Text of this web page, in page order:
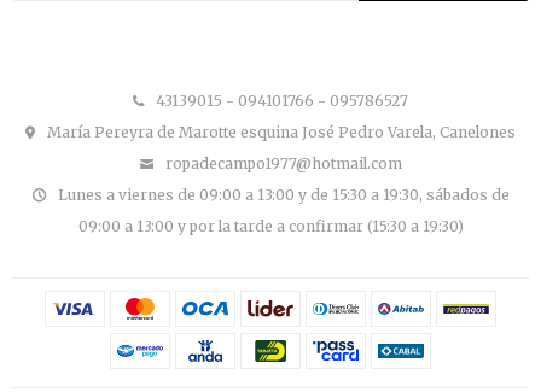
43139015 - 094101766 - 095786527
María Pereyra de Marotte esquina José Pedro Varela, Canelones
ropadecampo1977@hotmail.com
Lunes a viernes de 09:00 a 13:00 y de 15:30 a 19:30, sábados de
09:00 a 13:00 y por la tarde a confirmar (15:30 a 19:30)